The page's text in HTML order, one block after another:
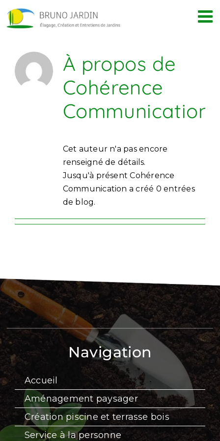
Passer
au
À propos de
Cohérence
Communication
Cet auteur n'a pas encore
renseigné de détails.
Jusqu'à présent Cohérence
Communication a créé 0 entrées
de blog.
Navigation
Accueil
Aménagement paysager
Création piscine et terrasse bois
Service à la personne